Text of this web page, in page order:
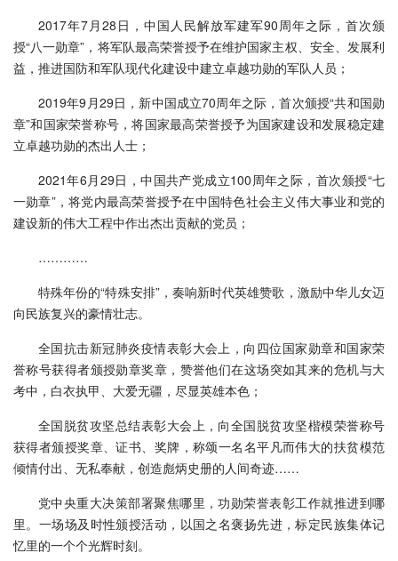
2017年7月28日，中国人民解放军建军90周年之际，首次颁
授“八一勋章”，将军队最高荣誉授予在维护国家主权、安全、发展利
益，推进国防和军队现代化建设中建立卓越功勋的军队人员；
2019年9月29日，新中国成立70周年之际，首次颁授“共和国勋
章”和国家荣誉称号，将国家最高荣誉授予为国家建设和发展稳定建
立卓越功勋的杰出人士；
2021年6月29日，中国共产党成立100周年之际，首次颁授“七
一勋章”，将党内最高荣誉授予在中国特色社会主义伟大事业和党的
建设新的伟大工程中作出杰出贡献的党员；
…………
特殊年份的“特殊安排”，奏响新时代英雄赞歌，激励中华儿女迈
向民族复兴的豪情壮志。
全国抗击新冠肺炎疫情表彰大会上，向四位国家勋章和国家荣
誉称号获得者颁授勋章奖章，赞誉他们在这场突如其来的危机与大
考中，白衣执甲、大爱无疆，尽显英雄本色；
全国脱贫攻坚总结表彰大会上，向全国脱贫攻坚楷模荣誉称号
获得者颁授奖章、证书、奖牌，称颂一名名平凡而伟大的扶贫模范
倾情付出、无私奉献，创造彪炳史册的人间奇迹……
党中央重大决策部署聚焦哪里，功勋荣誉表彰工作就推进到哪
里。一场场及时性颁授活动，以国之名褒扬先进，标定民族集体记
忆里的一个个光辉时刻。